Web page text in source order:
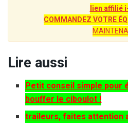
lien affilié
COMMANDEZ VOTRE
Lire aussi
Petit conseil simple pour
bouffer le ciboulot !
traileurs, faites attention